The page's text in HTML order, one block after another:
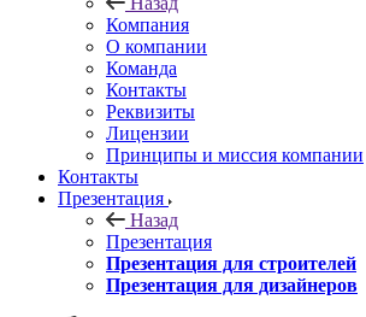
Компания
О компании
Команда
Контакты
Реквизиты
Лицензии
Принципы и миссия компании
Контакты
Презентация
Назад
Презентация
Презентация для строителей
Презентация для дизайнеров